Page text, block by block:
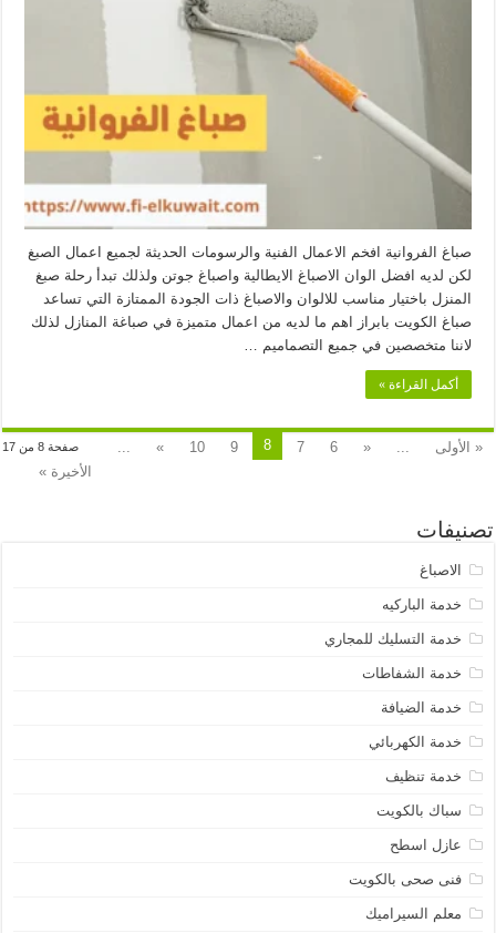
ممتاز
مغلقة
صباغ الفروانية افخم الاعمال الفنية والرسومات الحديثة لجميع اعمال الصبغ
لكن لديه افضل الوان الاصباغ الايطالية واصباغ جوتن ولذلك تبدأ رحلة صبغ
المنزل باختيار مناسب للالوان والاصباغ ذات الجودة الممتازة التي تساعد
صباغ الكويت بابراز اهم ما لديه من اعمال متميزة في صباغة المنازل لذلك
لاننا متخصصين في جميع التصماميم …
أكمل القراءة »
صفحة 8 من 17 « الأولى «
6
7
8
9
10
»
الأخيرة »
تصنيفات
الاصباغ
خدمة الباركيه
خدمة التسليك للمجاري
خدمة الشفاطات
خدمة الضيافة
خدمة الكهربائي
خدمة تنظيف
سباك بالكويت
عازل اسطح
فنى صحى بالكويت
معلم السيراميك